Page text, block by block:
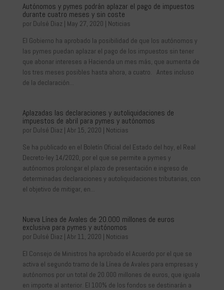
Autónomos y pymes podrán aplazar el pago de impuestos
durante cuatro meses y sin coste
por Dulsé Diaz | May 27, 2020 | Noticias
El Gobierno ha aprobado la posibilidad de que los autónomos y
las pymes puedan aplazar el pago de los impuestos sin tener
que abonar intereses a Hacienda un mes más, que aumenta de
los tres meses posibles hasta ahora, a cuatro. Antes incluso
de la declaración...
Aplazadas las declaraciones y autoliquidaciones de
impuestos de abril para pymes y autónomos
por Dulsé Diaz | Abr 15, 2020 | Noticias
Se ha publicado en el Boletín Oficial del Estado del hoy, el Real
Decreto-ley 14/2020, por el que se permite a pymes y
autónomos prolongar el plazo de presentación e ingreso de
determinadas declaraciones y autoliquidaciones tributarias, con
el objetivo de mitigar, en...
Nueva Línea de Avales de 20.000 millones de euros
exclusiva para pymes y autónomos
por Dulsé Diaz | Abr 11, 2020 | Noticias
El Consejo de Ministros ha aprobado el Acuerdo por el que se
activa el segundo tramo de la Línea de Avales para empresas y
autónomos por un total de 20.000 millones de euros, que iguala
en importe al anterior. El 100% de los fondos se destinarán a